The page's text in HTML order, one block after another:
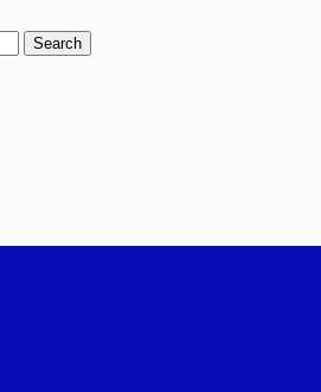
Search